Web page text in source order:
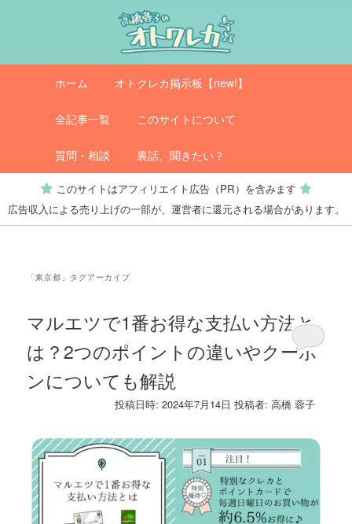
へ
動
移
オトクレカ
ュ
ホーム オトクレカ掲示板【new!】
全記事一覧 このサイトについて
質問・相談 裏話、聞きたい？
このサイトはアフィリエイト広告（PR）を含みます
広告収入による売り上げの一部が、運営者に還元される場合があります。
「東京都 」タグアーカイブ
マルエツで1番お得な支払い方法と
は？2つのポイントの違いやクーポ
ンについても解説
投稿日時:2024年7月14日 投稿者:高橋 蓉子